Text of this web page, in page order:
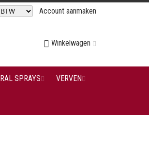
Account aanmaken
Winkelwagen
RAL SPRAYS VERVEN